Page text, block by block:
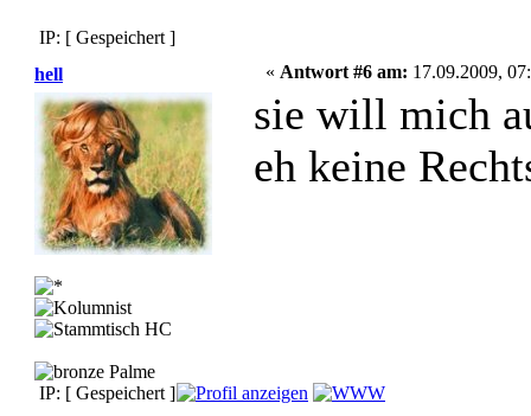
IP: [ Gespeichert ]
hell
« Antwort #6 am: 17.09.2009,
sie will mich
eh keine
IP: [ Gespeichert ]